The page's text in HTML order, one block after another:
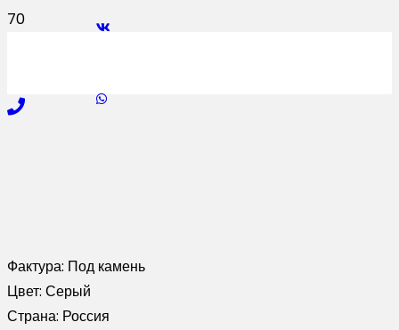
Фактура: Под камень
Цвет: Серый
Страна: Россия